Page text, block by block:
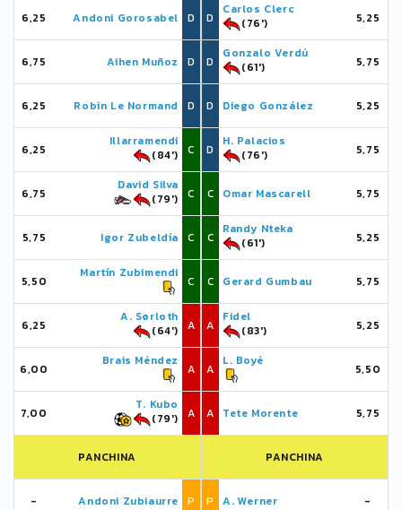
6,25 Andoni Gorosabel D
6,75 Aihen Muñoz D
6,25 Robin Le Normand D
6,25
Illarramendi
(84')
C
6,75
David Silva
(79')
C
5,75 Igor Zubeldía C
5,50
Martín Zubimendi
C
6,25
A. Sørloth
(64')
A
6,00
Brais Méndez
A
7,00
T. Kubo
(79')
A
PANCHINA
- Andoni Zubiaurre P
D
Carlos Clerc
(76')
5,25
D
Gonzalo Verdú
(61')
5,75
D Diego González 5,25
D
H. Palacios
(76')
5,75
C Omar Mascarell 5,75
C
Randy Nteka
(61')
5,25
C Gerard Gumbau 5,75
A
Fidel
(83')
5,25
A
L. Boyé
5,50
A Tete Morente 5,75
PANCHINA
P A. Werner -